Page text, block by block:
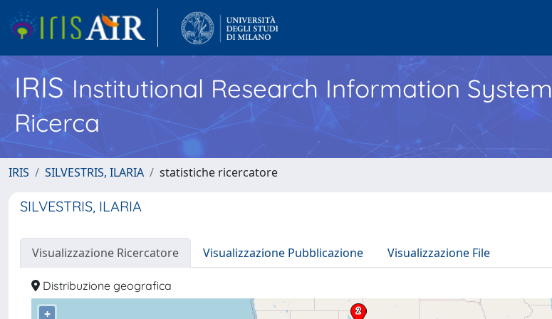
IRISInstitutional Research Information System
Ricerca
IRIS SILVESTRIS, ILARIA statistiche ricercatore
SILVESTRIS, ILARIA
Visualizzazione Ricercatore Visualizzazione Pubblicazione Visualizzazione File
Distribuzione geografica
+